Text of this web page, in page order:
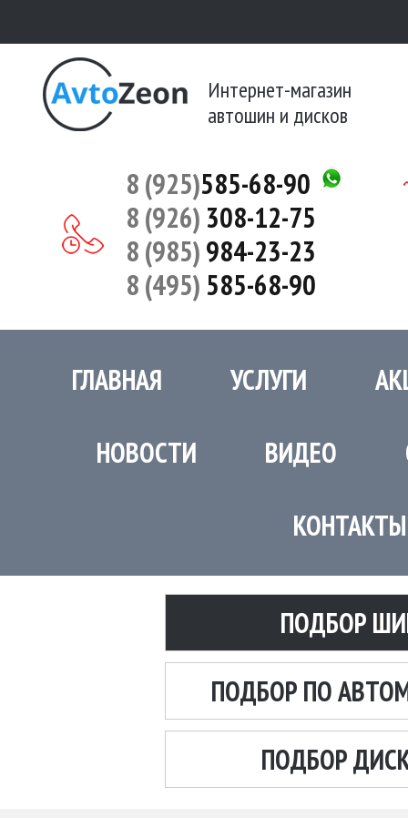
Интернет-магазин
автошин и дисков
8 (925)585-68-90
8 (926) 308-12-75
8 (985)984-23-23
8 (495)585-68-90
ГЛАВНАЯ УСЛУГИ
НОВОСТИ ВИДЕО
КОНТАКТЫ
ПОДБОР
ПОДБОР ПО
ПОДБОР